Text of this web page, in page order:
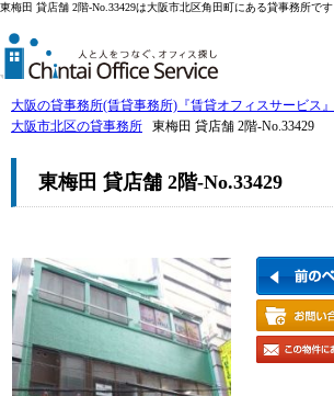
東梅田 貸店舗 2階-No.33429は大阪市北区角田町にある貸事務所です
大阪の貸事務所(賃貸事務所)『賃貸オフィスサービス』
大阪市北区の貸事務所
東梅田 貸店舗 2階-No.33429
東梅田 貸店舗 2階-No.33429